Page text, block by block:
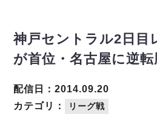
メディア情報
フットサル日本代表
戦績表
警告・退場・出場停止選手
個人ランキング｜ゴール
個人ランキング｜シュート
個人ランキング｜シュート成功率
エスポラーダ北海道
バルドラール浦安
しながわシティ
立川アスレティックFC
アリーナ情報 ARENA
神戸セントラル2日目
が首位・名古屋に逆
カテゴリ： リーグ戦
配信日：2014.09.20